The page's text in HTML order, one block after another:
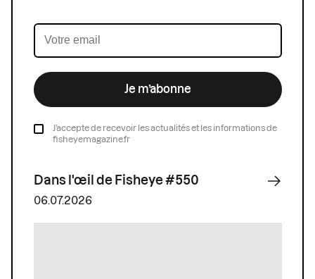
Je m’abonne
J’accepte de recevoir les actualités et les informations de
fisheyemagazine.fr
Dans l'œil de Fisheye #550
06.07.2026